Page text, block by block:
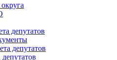
депутатов
депутатов
депутатов